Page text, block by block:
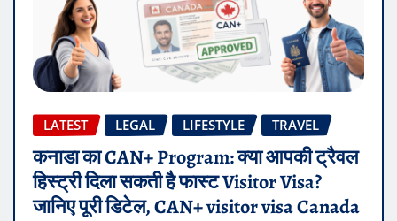
LATEST LEGAL LIFESTYLE TRAVEL
कनाडा का CAN+ Program: क्या आपकी ट्रैवल
हिस्ट्री दिला सकती है फास्ट Visitor Visa?
जानिए पूरी डिटेल, CAN+ visitor visa Canada